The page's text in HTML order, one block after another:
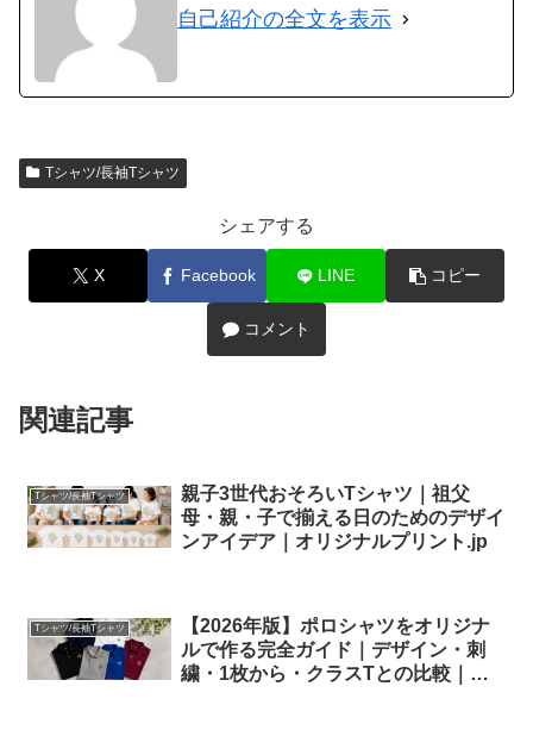
自己紹介の全文を表示
Tシャツ/長袖Tシャツ
シェアする
X Facebook LINE コピー
コメント
関連記事
Tシャツ/長袖Tシャツ
親子3世代おそろいTシャツ｜祖父
母・親・子で揃える日のためのデザイ
ンアイデア｜オリジナルプリント.jp
Tシャツ/長袖Tシャツ
【2026年版】ポロシャツをオリジナ
ルで作る完全ガイド｜デザイン・刺
繍・1枚から・クラスTとの比較｜オ